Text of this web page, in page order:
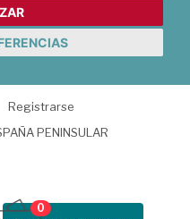
Registrarse
PENINSULAR
0